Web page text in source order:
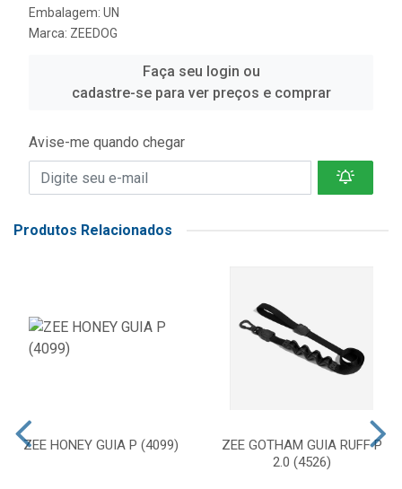
Embalagem: UN
Marca: ZEEDOG
Faça seu login ou
cadastre-se para ver preços e comprar
Avise-me quando chegar
Produtos Relacionados
ZEE HONEY GUIA P (4099)
ZEE GOTHAM GUIA RUFF P
2.0 (4526)